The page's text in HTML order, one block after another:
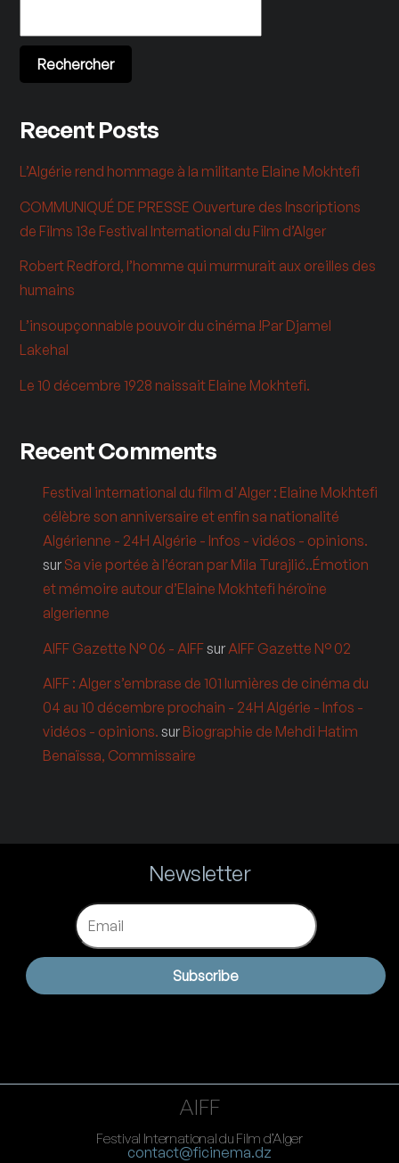
Rechercher
Recent Posts
L’Algérie rend hommage à la militante Elaine Mokhtefi
COMMUNIQUÉ DE PRESSE Ouverture des Inscriptions
de Films 13e Festival International du Film d’Alger
Robert Redford, l’homme qui murmurait aux oreilles des
humains
L’insoupçonnable pouvoir du cinéma !Par Djamel
Lakehal
Le 10 décembre 1928 naissait Elaine Mokhtefi.
Recent Comments
Festival international du film d'Alger : Elaine Mokhtefi
célèbre son anniversaire et enfin sa nationalité
Algérienne - 24H Algérie - Infos - vidéos - opinions.
sur Sa vie portée à l’écran par Mila Turajlić..Émotion
et mémoire autour d’Elaine Mokhtefi héroïne
algerienne
AIFF Gazette N° 06 - AIFFsur AIFF Gazette N° 02
AIFF : Alger s’embrase de 101 lumières de cinéma du
04 au 10 décembre prochain - 24H Algérie - Infos -
vidéos - opinions. sur Biographie de Mehdi Hatim
Benaïssa, Commissaire
Newsletter
Email
Subscribe
AIFF
Festival International du Film d’Alger
contact@ficinema.dz